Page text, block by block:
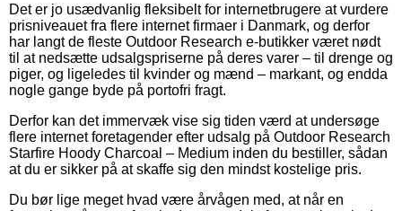
Det er jo usædvanlig fleksibelt for internetbrugere at vurdere
prisniveauet fra flere internet firmaer i Danmark, og derfor
har langt de fleste Outdoor Research e-butikker været nødt
til at nedsætte udsalgspriserne på deres varer – til drenge og
piger, og ligeledes til kvinder og mænd – markant, og endda
nogle gange byde på portofri fragt.
Derfor kan det immervæk vise sig tiden værd at undersøge
flere internet foretagender efter udsalg på Outdoor Research
Starfire Hoody Charcoal – Medium inden du bestiller, sådan
at du er sikker på at skaffe sig den mindst kostelige pris.
Du bør lige meget hvad være årvågen med, at når en